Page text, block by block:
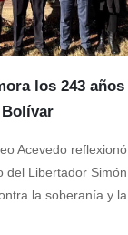
los 243
Acevedo
del Libertador
la soberanía y